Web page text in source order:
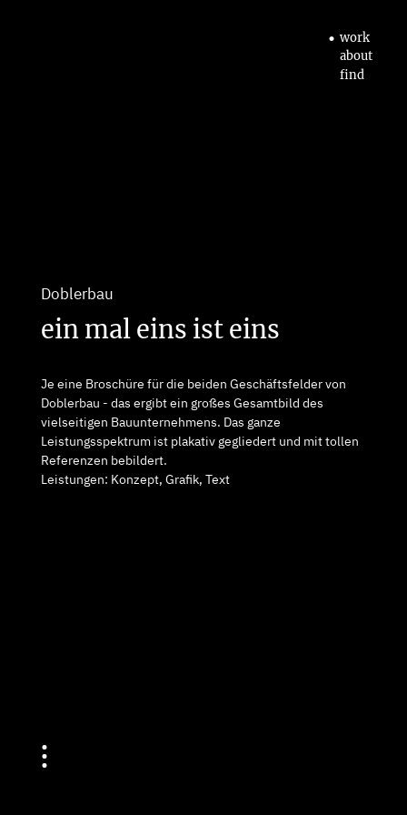
Doblerbau
ein mal eins ist eins
Je eine Broschüre für die beiden Geschäftsfelder von
Doblerbau - das ergibt ein großes Gesamtbild des
vielseitigen Bauunternehmens. Das ganze
Leistungsspektrum ist plakativ gegliedert und mit tollen
Referenzen bebildert.
Leistungen: Konzept, Grafik, Text
•
•
•
• work
about
find